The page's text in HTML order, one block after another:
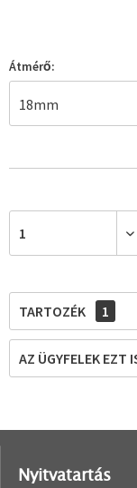
Átmérő:
TARTOZÉK 1
AZ ÜGYFELEK EZT
Nyitvatartás